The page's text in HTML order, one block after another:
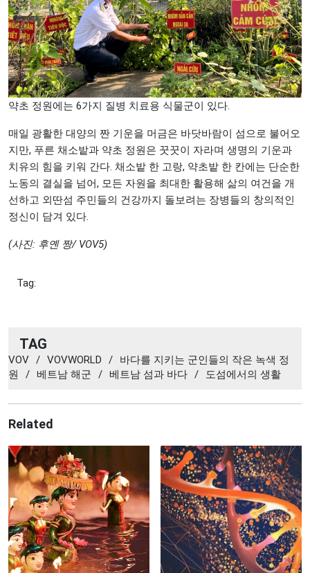
약초 정원에는 6가지 질병 치료용 식물군이 있다.
매일 광활한 대양의 짠 기운을 머금은 바닷바람이 섬으로 불어오
지만, 푸른 채소밭과 약초 정원은 꿋꿋이 자라며 생명의 기운과
치유의 힘을 키워 간다. 채소밭 한 고랑, 약초밭 한 칸에는 단순한
노동의 결실을 넘어, 모든 자원을 최대한 활용해 삶의 여건을 개
선하고 외딴섬 주민들의 건강까지 돌보려는 장병들의 창의적인
정신이 담겨 있다.
(사진: 후옌 짱/ VOV5)
Tag:
TAG
VOV / VOVWORLD /
바다를 지키는 군인들의 작은 녹색 정
원
/ 베트남 해군 / 베트남 섬과 바다 / 도섬에서의 생활
Related